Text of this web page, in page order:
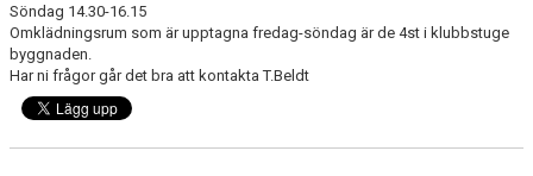
PLANSCHEMA
Söndag 14.30-16.15
Omklädningsrum som är upptagna fredag-söndag är de 4st i klubbstuge
byggnaden.
Har ni frågor går det bra att kontakta T.Beldt